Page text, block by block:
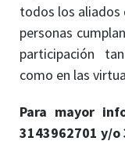
todos los aliados
personas
participación
como en las
Para mayor
3143962701 y/o